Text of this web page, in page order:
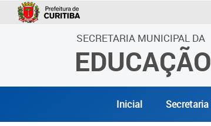
SECRETARIA MUNICIPAL DA
EDUCAÇÃO
Inicial Secretaria